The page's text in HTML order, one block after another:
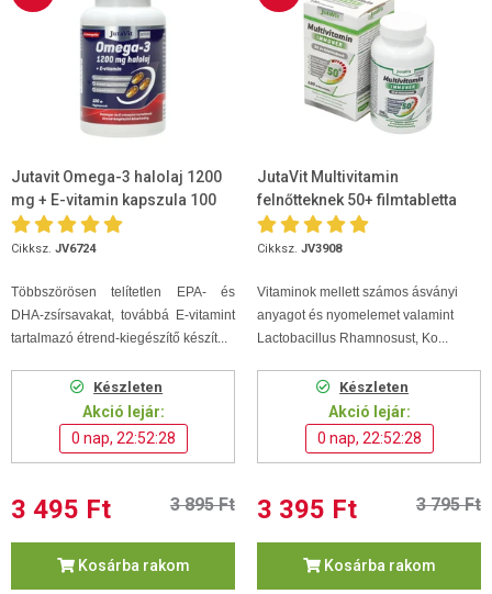
Jutavit Omega-3 halolaj 1200
mg + E-vitamin kapszula 100
db
Cikksz. JV6724
Többszörösen telítetlen EPA- és
DHA-zsírsavakat, továbbá E-vitamint
tartalmazó étrend-kiegészítő készít...
Készleten
Akció lejár:
0 nap, 22:52:27
3 495 Ft 3 895 Ft
Kosárba rakom
JutaVit Multivitamin
felnőtteknek 50+ filmtabletta
100db
Cikksz. JV3908
Vitaminok mellett számos ásványi
anyagot és nyomelemet valamint
Lactobacillus Rhamnosust, Ko...
Készleten
Akció lejár:
0 nap, 22:52:27
3 395 Ft 3 795 Ft
Kosárba rakom